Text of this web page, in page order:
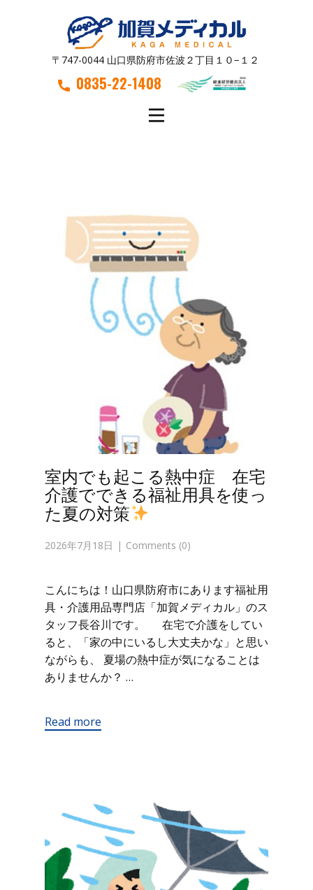
〒747-0044 山口県防府市佐波２丁目１０−１２
0835-22-1408
室内でも起こる熱中症 在宅
介護でできる福祉用具を使っ
た夏の対策
2026年7月18日 Comments (0)
こんにちは！山口県防府市にあります福祉用
具・介護用品専門店「加賀メディカル」のス
タッフ長谷川です。 在宅で介護をしてい
ると、「家の中にいるし大丈夫かな」と思い
ながらも、 夏場の熱中症が気になることは
ありませんか？ …
Read more